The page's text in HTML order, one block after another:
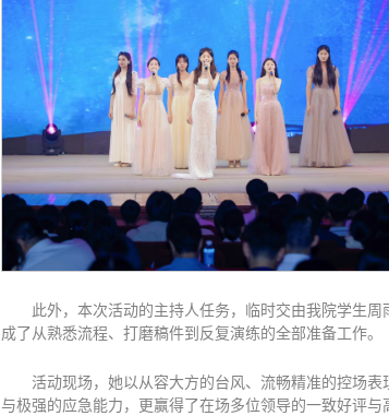
此外，本次活动的主持人任务，临时交由我院学生
成了从熟悉流程、打磨稿件到反复演练的全部准备工作。
活动现场，她以从容大方的台风、流畅精准的控场
与极强的应急能力，更赢得了在场多位领导的一致好评与